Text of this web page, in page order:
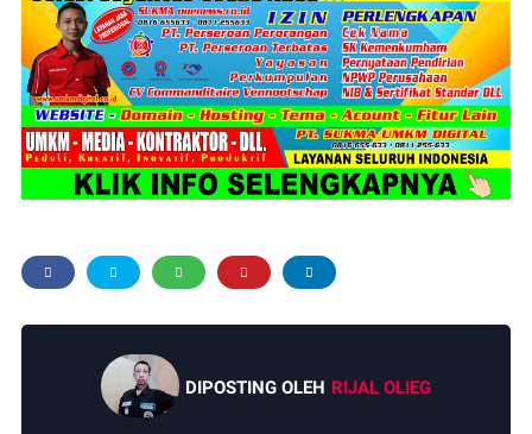
DIPOSTING OLEH RIJAL OLIEG